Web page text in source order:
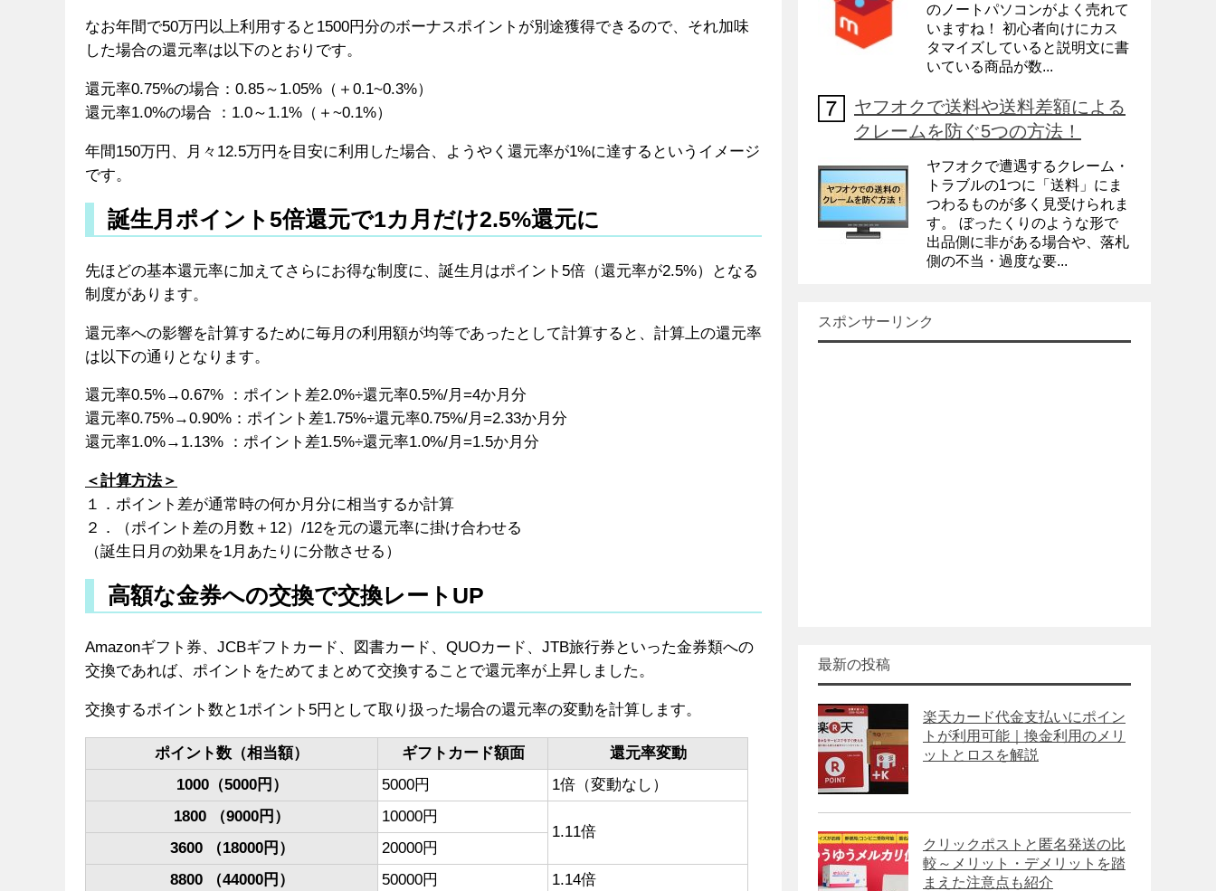
なお年間で50万円以上利用すると1500円分のボーナスポイントが別途獲得できるので、それ加味
した場合の還元率は以下のとおりです。
還元率0.75%の場合：0.85～1.05%（＋0.1~0.3%）
還元率1.0%の場合 ：1.0～1.1%（＋~0.1%）
年間150万円、月々12.5万円を目安に利用した場合、ようやく還元率が1%に達するというイメージ
です。
誕生月ポイント5倍還元で1カ月だけ2.5%還元に
先ほどの基本還元率に加えてさらにお得な制度に、誕生月はポイント5倍（還元率が2.5%）となる
制度があります。
還元率への影響を計算するために毎月の利用額が均等であったとして計算すると、計算上の還元率
は以下の通りとなります。
還元率0.5%→0.67% ：ポイント差2.0%÷還元率0.5%/月=4か月分
還元率0.75%→0.90%：ポイント差1.75%÷還元率0.75%/月=2.33か月分
還元率1.0%→1.13% ：ポイント差1.5%÷還元率1.0%/月=1.5か月分
＜計算方法＞
１．ポイント差が通常時の何か月分に相当するか計算
２．（ポイント差の月数＋12）/12を元の還元率に掛け合わせる
（誕生日月の効果を1月あたりに分散させる）
高額な金券への交換で交換レートUP
Amazonギフト券、JCBギフトカード、図書カード、QUOカード、JTB旅行券といった金券類への
交換であれば、ポイントをためてまとめて交換することで還元率が上昇しました。
交換するポイント数と1ポイント5円として取り扱った場合の還元率の変動を計算します。
ポイント数（相当額） ギフトカード額面
還元率変動
1000（5000円）
5000円
1倍（変動なし）
1800 （9000円）
10000円
1.11倍
3600 （18000円）
20000円
8800 （44000円）
50000円
1.14倍
のノートパソコンがよく売れて
いますね！ 初心者向けにカス
タマイズしていると説明文に書
いている商品が数...
ヤフオクで送料や送料差額による
クレームを防ぐ5つの方法！
ヤフオクで遭遇するクレーム・
トラブルの1つに「送料」にま
つわるものが多く見受けられま
す。 ぼったくりのような形で
出品側に非がある場合や、落札
側の不当・過度な要...
スポンサーリンク
最新の投稿
楽天カード代金支払いにポイン
トが利用可能｜換金利用のメリ
ットとロスを解説
クリックポストと匿名発送の比
較～メリット・デメリットを踏
まえた注意点も紹介